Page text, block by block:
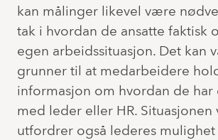
kan målinger likevel være
tak i hvordan de ansatte faktisk
egen arbeidssituasjon. Det kan
grunner til at medarbeidere
informasjon om hvordan de har
med leder eller HR. Situasjonen
utfordrer også lederes mulighet